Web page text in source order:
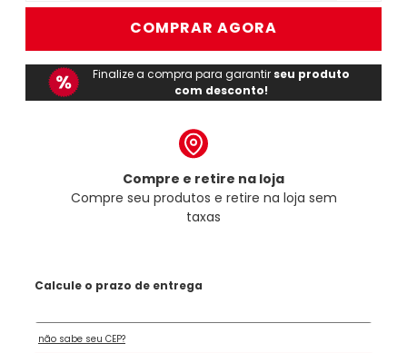
COMPRAR AGORA
Finalize a compra para garantir seu produto
com desconto!
Compre e retire na loja
Compre seu produtos e retire na loja sem
taxas